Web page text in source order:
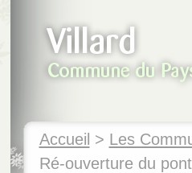
Accueil > Les
Ré-ouverture du